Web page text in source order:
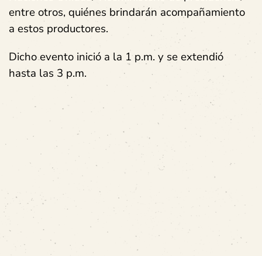
entre otros, quiénes brindarán acompañamiento
a estos productores.
Dicho evento inició a la 1 p.m. y se extendió
hasta las 3 p.m.